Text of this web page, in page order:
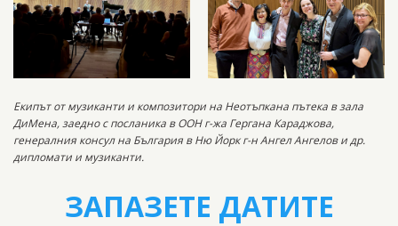
Екипът от музиканти и композитори на Неотъпкана пътека в зала
ДиМена, заедно с посланика в ООН г-жа Гергана Караджова,
генералния консул на България в Ню Йорк г-н Ангел Ангелов и др.
дипломати и музиканти.
ЗАПАЗЕТЕ ДАТИТЕ